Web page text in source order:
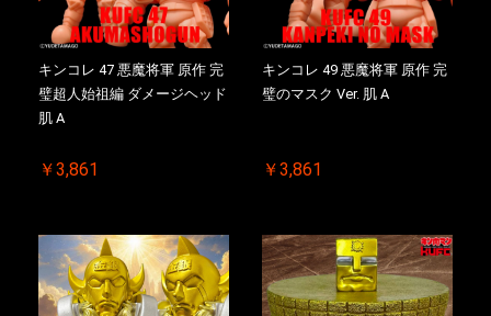
キンコレ 47 悪魔将軍 原作 完
璧超人始祖編 ダメージヘッド
肌 A
￥3,861
キンコレ 49 悪魔将軍 原作 完
璧のマスク Ver. 肌 A
￥3,861